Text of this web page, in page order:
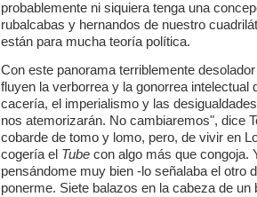
probablemente ni siquiera tenga una
rubalcabas y hernandos de nuestro
están para mucha teoría política.
Con este panorama terriblemente
fluyen la verborrea y la gonorrea intelectual
cacería, el imperialismo y las
nos atemorizarán. No cambiaremos", dice
cobarde de tomo y lomo, pero, de vivir en
cogería el Tube con algo más que congoja.
pensándome muy bien -lo señalaba el otro
ponerme. Siete balazos en la cabeza de un